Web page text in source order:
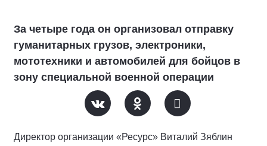
За четыре года он организовал отправку
гуманитарных грузов, электроники,
мототехники и автомобилей для бойцов в
зону специальной военной операции
Директор организации «Ресурс» Виталий Зяблин